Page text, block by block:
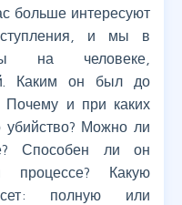
больше интересуют
и мы в
на человеке,
Каким он был до
Почему и при каких
убийство? Можно ли
Способен ли он
процессе? Какую
полную или